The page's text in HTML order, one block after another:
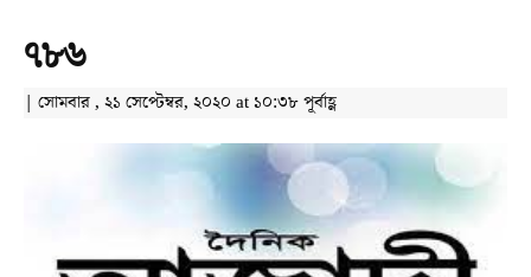
৭৮৬
| সোমবার , ২১ সেপ্টেম্বর, ২০২০ at ১০:৩৮ পূর্বাহ্ণ